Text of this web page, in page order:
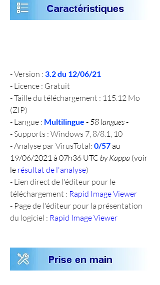
- Version : 3.2 du 12/06/21
- Licence : Gratuit
- Taille du téléchargement : 115.12 Mo
(ZIP)
- Langue : Multilingue - 58 langues -
- Supports : Windows 7, 8/8.1, 10
- Analyse par VirusTotal: 0/57 au
19/06/2021 à 07h36 UTC by Kappa (voir
le résultat de l'analyse)
- Lien direct de l'éditeur pour le
téléchargement : Rapid Image Viewer
- Page de l'éditeur pour la présentation
du logiciel : Rapid Image Viewer